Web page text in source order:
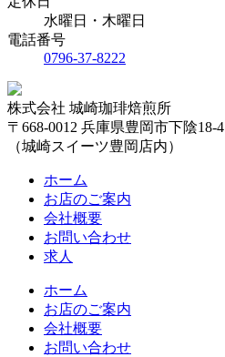
水曜日・木曜日
電話番号
0796-37-8222
株式会社 城崎珈琲焙煎所
〒668-0012 兵庫県豊岡市下陰18-4
（城崎スイーツ豊岡店内）
ホーム
お店のご案内
会社概要
お問い合わせ
求人
ホーム
お店のご案内
会社概要
お問い合わせ